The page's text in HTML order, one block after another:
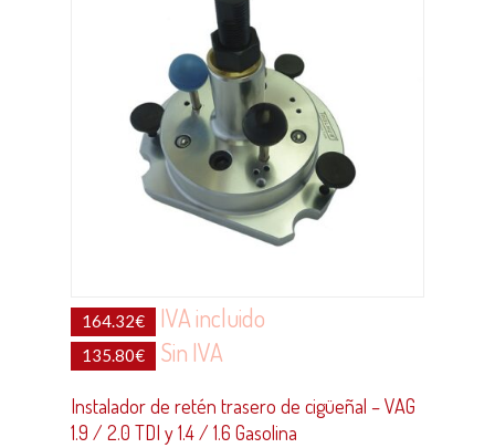
164.32€ IVA incluido
135.80€ Sin IVA
Instalador de retén trasero de cigüeñal – VAG
1.9 / 2.0 TDI y 1.4 / 1.6 Gasolina